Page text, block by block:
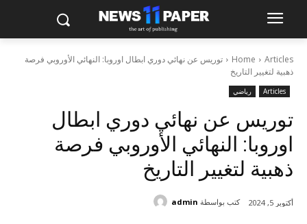
Home Articles
توريس عن نهائي دوري ابطال اوروبا: النهائي الأوروبي فرصة
ذهبية لتغيير التاريخ
Articles رياضي
توريس عن نهائي دوري ابطال
اوروبا: النهائي الأوروبي فرصة
ذهبية لتغيير التاريخ
أكتوبر 5, 2024 كتب بواسطة admin